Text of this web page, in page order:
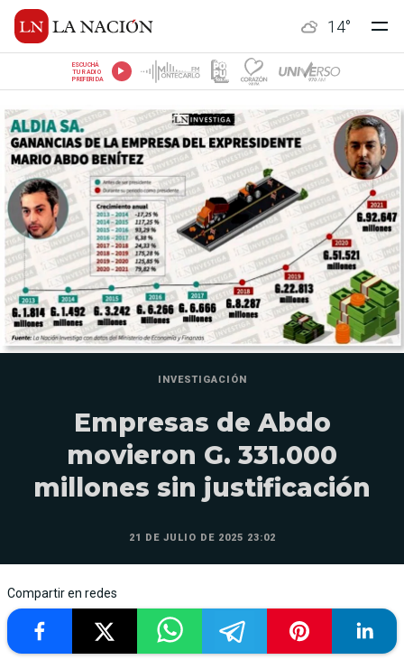
14°
ESCUCHÁ
TU RADIO
PREFERIDA
INVESTIGACIÓN
Empresas de Abdo
movieron G. 331.000
millones sin justificación
21 DE JULIO DE 2025 23:02
Compartir en redes